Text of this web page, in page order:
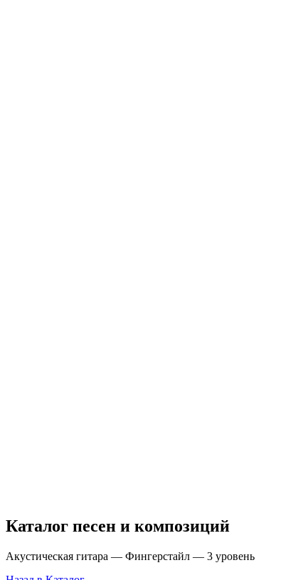
Каталог песен и композиций
Акустическая гитара — Фингерстайл — 3 уровень